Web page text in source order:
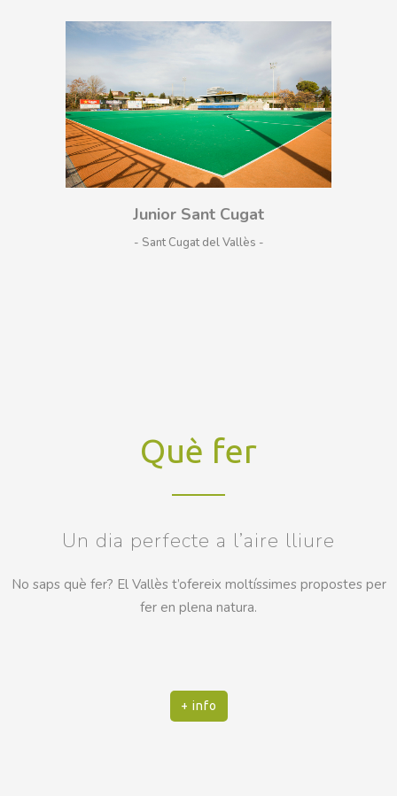
Junior Sant Cugat
- Sant Cugat del Vallès
Què fer
Un dia perfecte a l’aire lliure
No saps què fer? El Vallès t’ofereix moltíssimes propostes per
fer en plena natura.
+ info